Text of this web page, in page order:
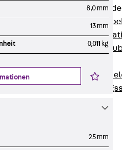
Zubehör für
Zurück
Optionales
Anwendungsgebiete
8,0 mm
13 mm
0,011 kg
25 mm